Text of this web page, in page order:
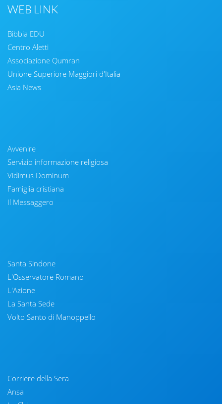
WEB LINK
Bibbia EDU
Centro Aletti
Associazione Qumran
Unione Superiore Maggiori d'Italia
Asia News
Avvenire
Servizio informazione religiosa
Vidimus Dominum
Famiglia cristiana
Il Messaggero
Santa Sindone
L'Osservatore Romano
L'Azione
La Santa Sede
Volto Santo di Manoppello
Corriere della Sera
Ansa